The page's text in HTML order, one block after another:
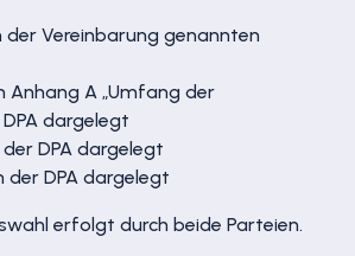
der Vereinbarung genannten
Anhang A „Umfang der
dargelegt
der DPA dargelegt
der DPA dargelegt
erfolgt durch beide Parteien.